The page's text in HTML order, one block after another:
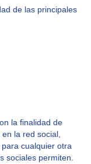
de las principales
la finalidad de
la red social,
cualquier otra
sociales permiten.